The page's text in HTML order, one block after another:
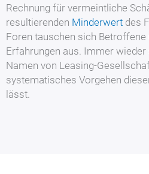
Rechnung für vermeintliche
resultierenden Minderwert des
Foren tauschen sich Betroffene
Erfahrungen aus. Immer
Namen von Leasing-
systematisches Vorgehen
lässt.